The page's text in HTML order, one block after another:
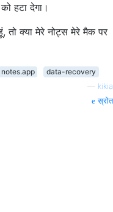
हटा देगा।
तो क्या मेरे नोट्स मेरे मैक पर
notes.app
data-recovery
kikia
स्रोत